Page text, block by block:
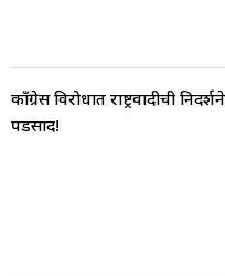
काँग्रेस विरोधात राष्ट्रवादीची
पडसाद!